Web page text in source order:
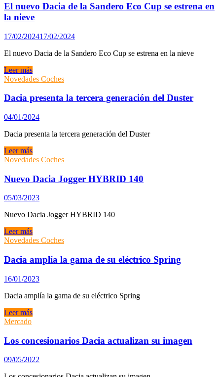
El nuevo Dacia de la Sandero Eco Cup se estrena en
la nieve
17/02/202417/02/2024
El nuevo Dacia de la Sandero Eco Cup se estrena en la nieve
El
nuevo
de
Sandero
Eco
Cup
estrena
en
nieve
Leer más
Novedades Coches
Dacia presenta la tercera generación del Duster
04/01/2024
Dacia presenta la tercera generación del Duster
Dacia
presenta
tercera
generación
del
Duster
Leer más
Novedades Coches
Nuevo Dacia Jogger HYBRID 140
05/03/2023
Nuevo Dacia Jogger HYBRID 140
Nuevo
Dacia
HYBRID
140
Leer más
Novedades Coches
Dacia amplía la gama de su eléctrico Spring
16/01/2023
Dacia amplía la gama de su eléctrico Spring
Dacia
amplía
gama
de
su
eléctrico
Spring
Leer más
Mercado
Los concesionarios Dacia actualizan su imagen
09/05/2022